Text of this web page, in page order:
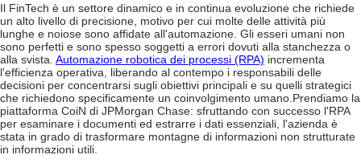
Il FinTech è un settore dinamico e in continua evoluzione che richiede
un alto livello di precisione, motivo per cui molte delle attività più
lunghe e noiose sono affidate all'automazione. Gli esseri umani non
sono perfetti e sono spesso soggetti a errori dovuti alla stanchezza o
alla svista. Automazione robotica dei processi (RPA) incrementa
l'efficienza operativa, liberando al contempo i responsabili delle
decisioni per concentrarsi sugli obiettivi principali e su quelli strategici
che richiedono specificamente un coinvolgimento umano. Prendiamo la
piattaforma CoiN di JPMorgan Chase: sfruttando con successo l'RPA
per esaminare i documenti ed estrarre i dati essenziali, l'azienda è
stata in grado di trasformare montagne di informazioni non strutturate
in informazioni utili.